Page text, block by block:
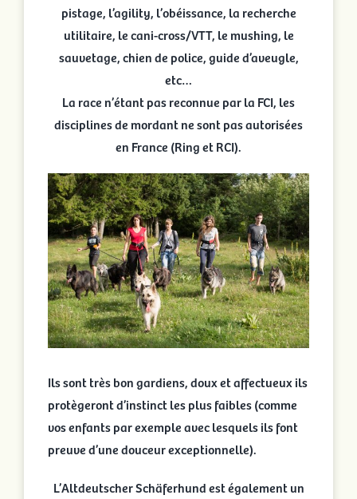
pistage, l’agility, l’obéissance, la recherche
utilitaire, le cani-cross/VTT, le mushing, le
sauvetage, chien de police, guide d’aveugle,
etc…
La race n’étant pas reconnue par la FCI, les
disciplines de mordant ne sont pas autorisées
en France (Ring et RCI).
Ils sont très bon gardiens, doux et affectueux ils
protègeront d’instinct les plus faibles (comme
vos enfants par exemple avec lesquels ils font
preuve d’une douceur exceptionnelle).
L’Altdeutscher Schäferhund est également un